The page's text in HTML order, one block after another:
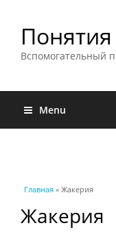
Вспомогательный
Menu
Вы здесь
Главная » Жакерия
Жакерия